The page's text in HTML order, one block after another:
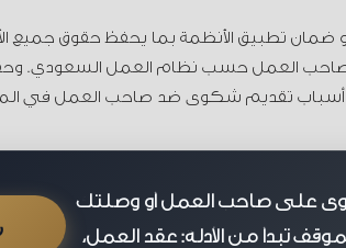
ضمان تطبيق الأنظمة بما يحفظ حقوق جميع
العمل حسب نظام العمل السعودي.
أسباب تقديم شكوى ضد صاحب العمل في
على صاحب العمل أو وصلتك
تبدأ من الأدلة: عقد العمل،